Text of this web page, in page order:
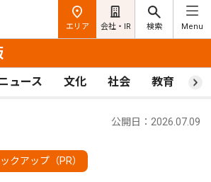
エリア 会社・IR 検索 Menu
ュース 文化 社会 教育 ス
クアップ（PR）
公開日：2026.07.09